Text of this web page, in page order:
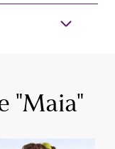
"Maia"